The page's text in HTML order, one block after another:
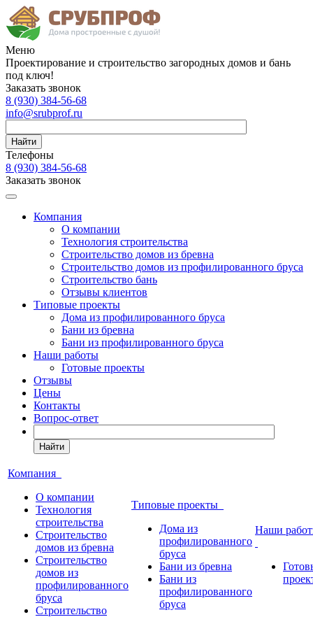
Меню
Проектирование и строительство загородных домов и бань
под ключ!
Заказать звонок
8 (930) 384-56-68
info@srubprof.ru
Найти
Телефоны
8 (930) 384-56-68
Заказать звонок
Компания
О компании
Технология строительства
Строительство домов из бревна
Строительство домов из профилированного бруса
Строительство бань
Отзывы клиентов
Типовые проекты
Дома из профилированного бруса
Бани из бревна
Бани из профилированного бруса
Наши работы
Готовые проекты
Отзывы
Цены
Контакты
Вопрос-ответ
Найти
Компания
О компании
Технология
строительства
Строительство
домов из бревна
Строительство
домов из
профилированного
бруса
Строительство
Типовые проекты
Дома из
профилированного
бруса
Бани из бревна
Бани из
профилированного
бруса
Наши